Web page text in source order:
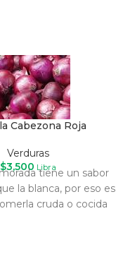
Cabezona Roja
Verduras
$3,500 Libra
tiene un sabor
la blanca, por eso es
cruda o cocida